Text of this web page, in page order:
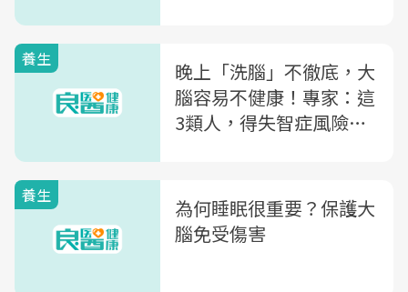
養生
晚上「洗腦」不徹底，大
腦容易不健康！專家：這
3類人，得失智症風險更
養生
為何睡眠很重要？保護大
腦免受傷害